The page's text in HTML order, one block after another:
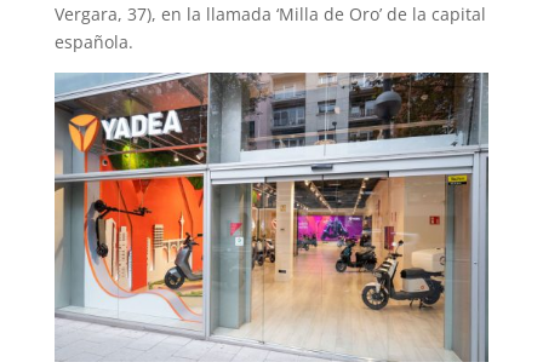
Vergara, 37), en la llamada ‘Milla de Oro’ de la capital
española.